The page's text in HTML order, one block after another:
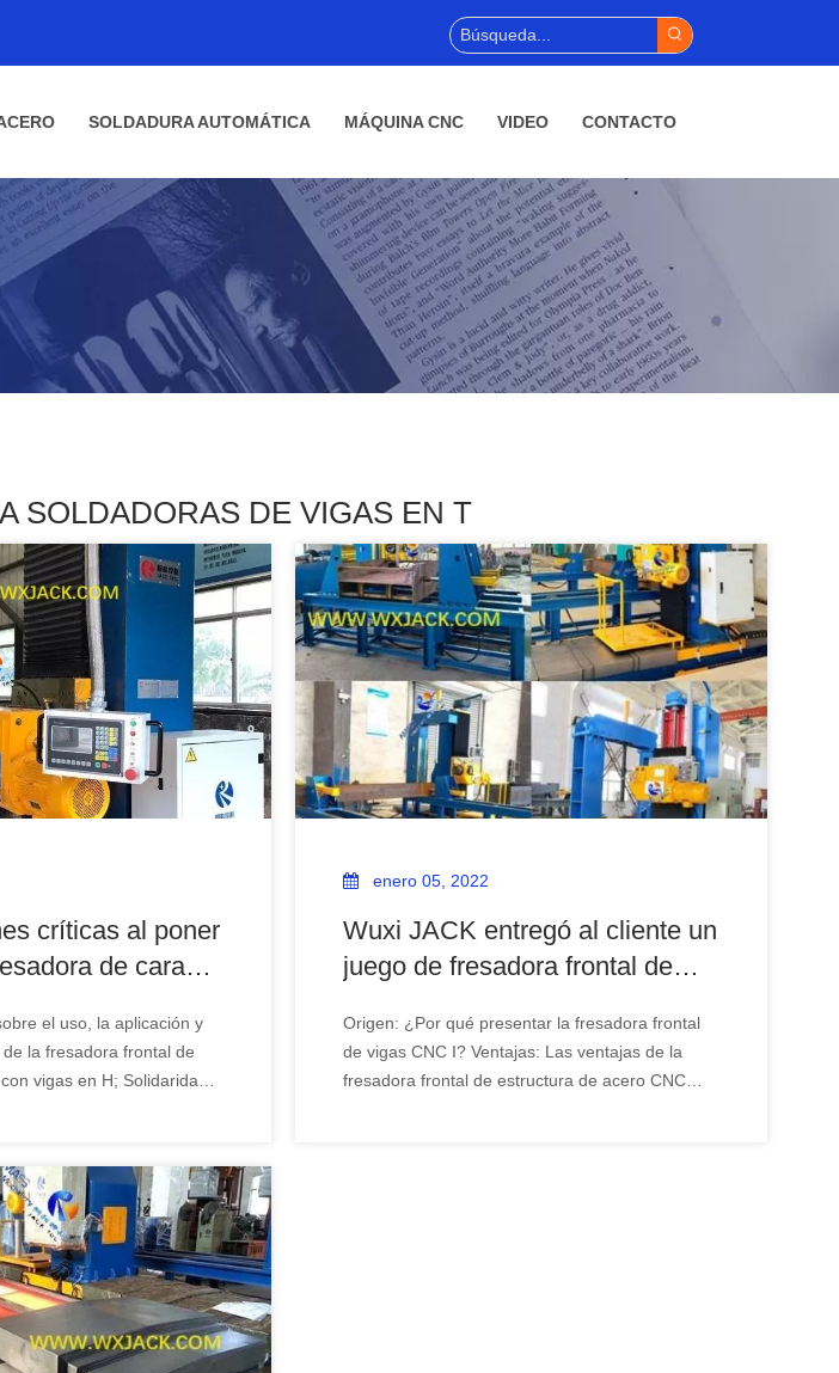
SOLDADURA AUTOMÁTICA MÁQUINA CNC VIDEO CONTACTO
SOLDADORAS DE VIGAS EN T
críticas al poner
de cara
el uso, la aplicación y
la fresadora frontal de
vigas en H; Solidaridad y
frontal lateral de estructura
JACK H; Control
piezas de trabajo de
y CNC;
frontal CNC y
enero 05, 2022
Wuxi JACK entregó al cliente un
juego de fresadora frontal de
Origen: ¿Por qué presentar la fresadora frontal
de vigas CNC I? Ventajas: Las ventajas de la
fresadora frontal de estructura de acero CNC